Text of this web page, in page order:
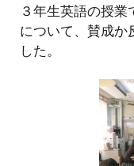
３年生英語の授
について、賛成か
した。